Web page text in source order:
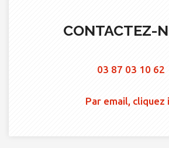
CONTACTEZ-
03 87 03 10 62
Par email, cliquez